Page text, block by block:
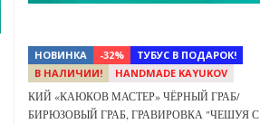
НОВИНКА -32%
ТУБУС В ПОДАРОК!
В НАЛИЧИИ!
HANDMADE KAYUKOV
КИЙ «КАЮКОВ МАСТЕР» ЧЁРНЫЙ ГРАБ/
БИРЮЗОВЫЙ ГРАБ, ГРАВИРОВКА "ЧЕШУЯ С